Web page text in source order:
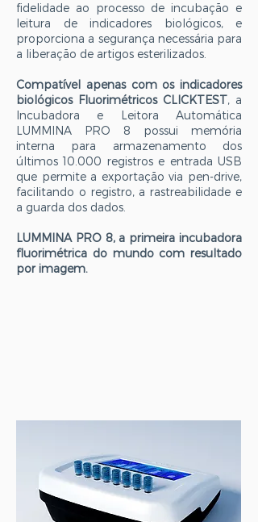
fidelidade ao processo de incubação e
leitura de indicadores biológicos, e
proporciona a segurança necessária para
a liberação de artigos esterilizados.
Compatível apenas com os indicadores
biológicos Fluorimétricos CLICKTEST, a
Incubadora e Leitora Automática
LUMMINA PRO 8 possui memória
interna para armazenamento dos
últimos 10.000 registros e entrada USB
que permite a exportação via pen-drive,
facilitando o registro, a rastreabilidade e
a guarda dos dados.
LUMMINA PRO 8, a primeira incubadora
fluorimétrica do mundo com resultado
por imagem.